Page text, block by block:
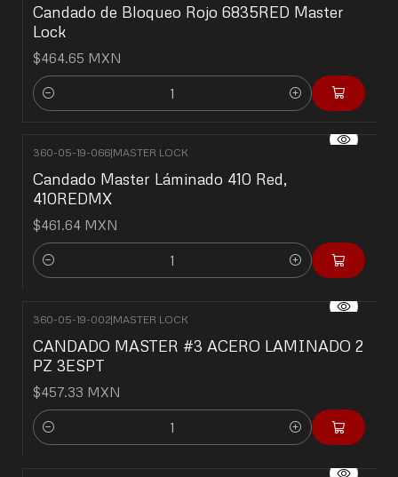
Candado de Bloqueo Rojo 6835RED Master
Lock
$464.65 MXN
Cantidad
360-05-19-066|MASTER LOCK
Candado Master Láminado 410 Red,
410REDMX
$461.64 MXN
Cantidad
360-05-19-002|MASTER LOCK
CANDADO MASTER #3 ACERO LAMINADO 2
PZ 3ESPT
$457.33 MXN
Cantidad